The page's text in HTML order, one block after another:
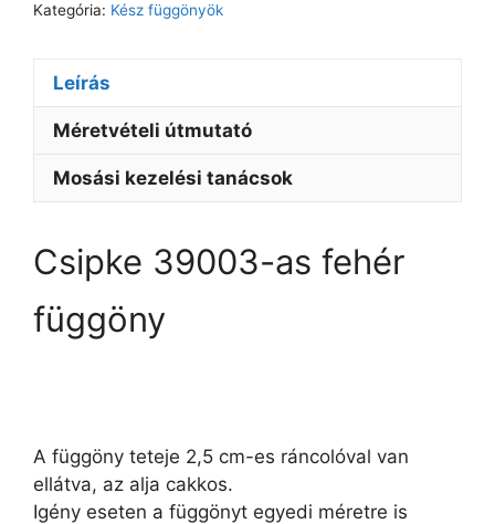
Kategória: Kész függönyök
Leírás
Méretvételi útmutató
Mosási kezelési tanácsok
Csipke 39003-as fehér
függöny
A függöny teteje 2,5 cm-es ráncolóval van
ellátva, az alja cakkos.
Igény eseten a függönyt egyedi méretre is